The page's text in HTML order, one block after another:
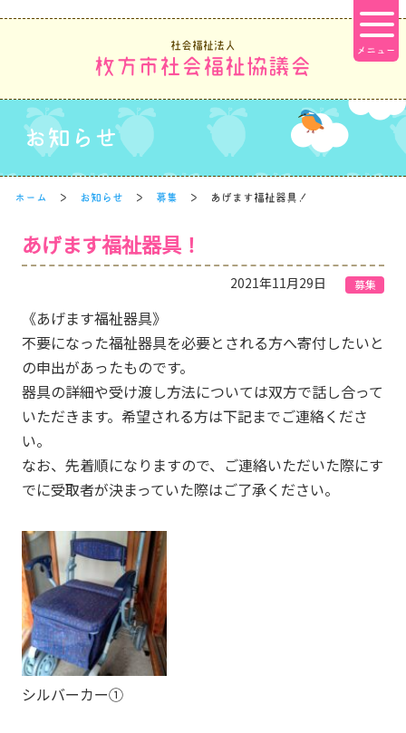
社会福祉法人
枚方市社会福祉協議会
お知らせ
ホーム お知らせ 募集 あげます福祉器具！
あげます福祉器具！
2021年11月29日 募集
《あげます福祉器具》
不要になった福祉器具を必要とされる方へ寄付したいと
の申出があったものです。
器具の詳細や受け渡し方法については双方で話し合って
いただきます。希望される方は下記までご連絡くださ
い。
なお、先着順になりますので、ご連絡いただいた際にす
でに受取者が決まっていた際はご了承ください。
シルバーカー①